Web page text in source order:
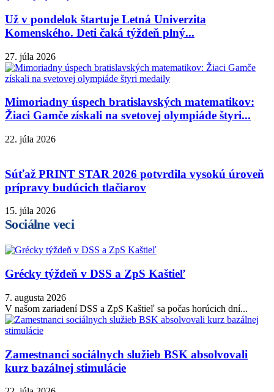
Už v pondelok štartuje Letná Univerzita
Komenského. Deti čaká týždeň plný...
27. júla 2026
Mimoriadny úspech bratislavských matematikov:
Žiaci Gamče získali na svetovej olympiáde štyri...
22. júla 2026
Súťaž PRINT STAR 2026 potvrdila vysokú úroveň
prípravy budúcich tlačiarov
15. júla 2026
Sociálne veci
Grécky týždeň v DSS a ZpS Kaštieľ
7. augusta 2026
V našom zariadení DSS a ZpS Kaštieľ sa počas horúcich dní...
Zamestnanci sociálnych služieb BSK absolvovali
kurz bazálnej stimulácie